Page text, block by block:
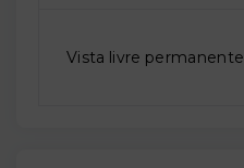
Vista livre permanente